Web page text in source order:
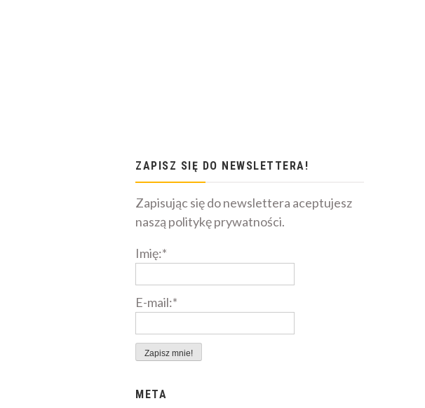
ZAPISZ SIĘ DO NEWSLETTERA!
Zapisując się do newslettera aceptujesz
naszą politykę prywatności.
Imię:*
E-mail:*
META